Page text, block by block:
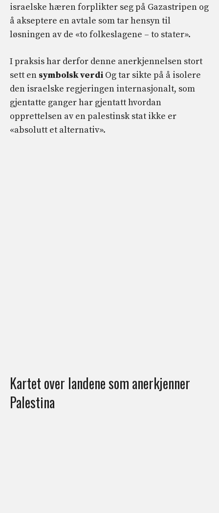
israelske hæren forplikter seg på Gazastripen og
å akseptere en avtale som tar hensyn til
løsningen av de «to folkeslagene – to stater».
I praksis har derfor denne anerkjennelsen stort
sett en symbolsk verdi Og tar sikte på å isolere
den israelske regjeringen internasjonalt, som
gjentatte ganger har gjentatt hvordan
opprettelsen av en palestinsk stat ikke er
«absolutt et alternativ».
Kartet over landene som anerkjenner
Palestina